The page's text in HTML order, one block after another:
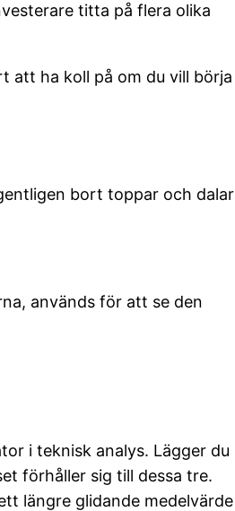
titta på flera olika
att ha koll på om du vill börja
bort toppar och dalar
används för att se den
i teknisk analys. Lägger du
förhåller sig till dessa tre.
längre glidande medelvärde